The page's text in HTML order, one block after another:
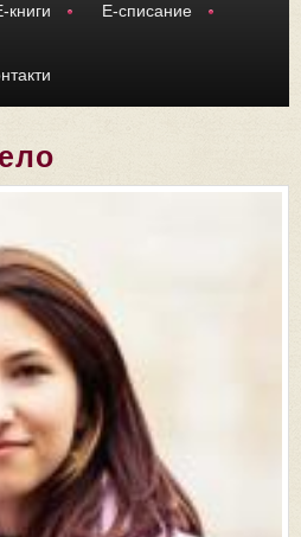
книги Е-списание